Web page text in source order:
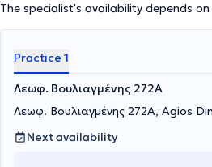
The specialist's availability depends
Practice 1
Λεωφ. Βουλιαγμένης 272A
Λεωφ. Βουλιαγμένης 272A, Agios
Next availability